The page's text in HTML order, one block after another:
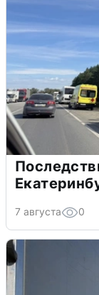
7 августа 0